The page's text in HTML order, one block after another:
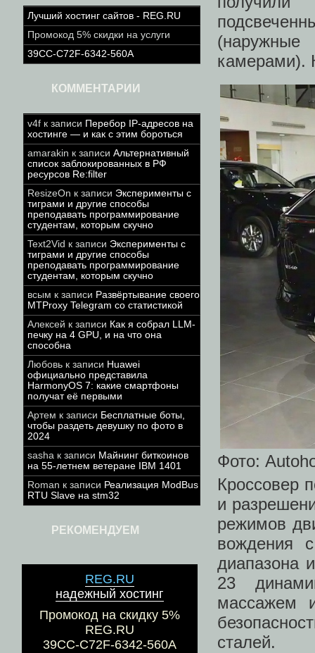
Лучший хостинг сайтов - REG.RU
Промокод 5% скидки на услуги
39CC-C72F-6342-560A
КОММЕНТАРИИ
v4f к записи Перебор IP-адресов на
хостинге — и как с этим бороться
amarakin к записи Альтернативный
список заблокированных в РФ
ресурсов Re:filter
ResizeOn к записи Эксперименты с
тиграми и другие способы
преподавать программирование
студентам, которым скучно
Text2Vid к записи Эксперименты с
тиграми и другие способы
преподавать программирование
студентам, которым скучно
всым к записи Развёртывание своего
MTProxy Telegram со статистикой
Алексей к записи Как я собрал LLM-
печку на 4 GPU, и на что она
способна
Любовь к записи Huawei
официально представила
HarmonyOS 7: какие смартфоны
получат её первыми
Артем к записи Бесплатные боты,
чтобы раздеть девушку по фото в
2024
sasha к записи Майнинг биткоинов
на 55-летнем ветеране IBM 1401
Roman к записи Реализация ModBus
RTU Slave на stm32
РЕКОМЕНДУЕМ
REG.RU
надежный хостинг
Промокод на скидку 5%
REG.RU
39CC-C72F-6342-560A
камерами).
Фото:
Кроссовер
и
режимов
вождения
диапазона
23
массажем
сталей.